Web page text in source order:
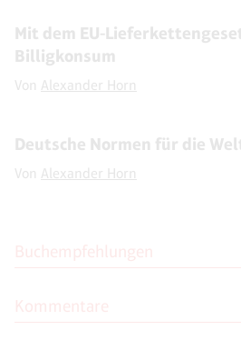
Mit dem EU-
Billigkonsum
Von Alexander Horn
Deutsche Normen für die
Von Alexander Horn